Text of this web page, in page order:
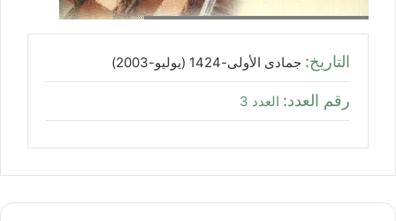
التاريخ: جمادى الأولى-1424 (يوليو-2003)
رقم العدد: العدد 3